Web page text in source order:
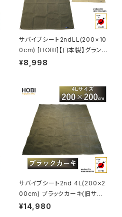
サバイブシート2ndLL(200×10
0cm) [HOBI]【日本製】グランド
シート 上質高級帆布(粗目風情
ッジマット 頑丈ハトメ 陣幕 キャ
ンプ 焚火 風避け アウトドア レ
ジャー マット 軍幕 ブラックカー
キ/サンド [MADE IN JAPAN]
¥8,998
サバイブシート2nd 4L(200×2
00cm) ブラックカーキ(旧サバ
イブシートlite) [HOBI]【日本
¥14,980